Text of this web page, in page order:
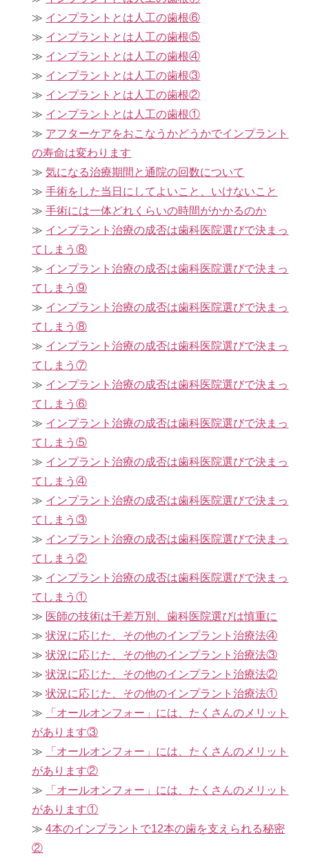
インプラントとは人工の歯根⑥
インプラントとは人工の歯根⑤
インプラントとは人工の歯根④
インプラントとは人工の歯根③
インプラントとは人工の歯根②
インプラントとは人工の歯根①
アフターケアをおこなうかどうかでインプラント
の寿命は変わります
気になる治療期間と通院の回数について
手術をした当日にしてよいこと、いけないこと
手術には一体どれくらいの時間がかかるのか
インプラント治療の成否は歯科医院選びで決まっ
てしまう⑧
インプラント治療の成否は歯科医院選びで決まっ
てしまう⑨
インプラント治療の成否は歯科医院選びで決まっ
てしまう⑧
インプラント治療の成否は歯科医院選びで決まっ
てしまう⑦
インプラント治療の成否は歯科医院選びで決まっ
てしまう⑥
インプラント治療の成否は歯科医院選びで決まっ
てしまう⑤
インプラント治療の成否は歯科医院選びで決まっ
てしまう④
インプラント治療の成否は歯科医院選びで決まっ
てしまう③
インプラント治療の成否は歯科医院選びで決まっ
てしまう②
インプラント治療の成否は歯科医院選びで決まっ
てしまう①
医師の技術は千差万別、歯科医院選びは慎重に
状況に応じた、その他のインプラント治療法④
状況に応じた、その他のインプラント治療法③
状況に応じた、その他のインプラント治療法②
状況に応じた、その他のインプラント治療法①
「オールオンフォー」には、たくさんのメリット
があります③
「オールオンフォー」には、たくさんのメリット
があります②
「オールオンフォー」には、たくさんのメリット
があります①
4本のインプラントで12本の歯を支えられる秘密
②